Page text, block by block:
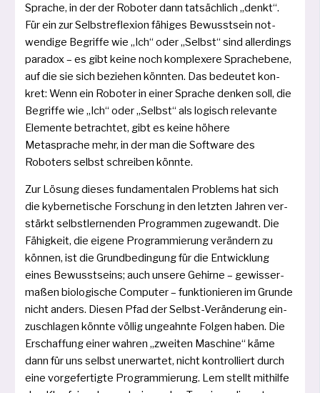
Sprache, in der der Roboter dann tat­säch­lich „denkt“.
Für ein zur Selbstreflexion fähi­ges Bewusstsein not­
wen­di­ge Begriffe wie „Ich“ oder „Selbst“ sind aller­dings
para­dox – es gibt kei­ne noch kom­ple­xe­re Sprachebene,
auf die sie sich bezie­hen könn­ten. Das bedeu­tet kon­
kret: Wenn ein Roboter in einer Sprache den­ken soll, die
Begriffe wie „Ich“ oder „Selbst“ als logisch rele­van­te
Elemente betrach­tet, gibt es kei­ne höhe­re
Metasprache mehr, in der man die Software des
Roboters selbst schrei­ben könnte.
Zur Lösung die­ses fun­da­men­ta­len Problems hat sich
die kyber­ne­ti­sche Forschung in den letz­ten Jahren ver­
stärkt selbst­ler­nen­den Programmen zuge­wandt. Die
Fähigkeit, die eige­ne Programmierung ver­än­dern zu
kön­nen, ist die Grundbedingung für die Entwicklung
eines Bewusstseins; auch unse­re Gehirne – gewis­ser­
ma­ßen bio­lo­gi­sche Computer – funk­tio­nie­ren im Grunde
nicht anders. Diesen Pfad der Selbst-Veränderung ein­
zu­schla­gen könn­te völ­lig unge­ahn­te Folgen haben. Die
Erschaffung einer wah­ren „zwei­ten Maschine“ käme
dann für uns selbst uner­war­tet, nicht kon­trol­liert durch
eine vor­ge­fer­tig­te Programmierung. Lem stellt mit­hil­fe